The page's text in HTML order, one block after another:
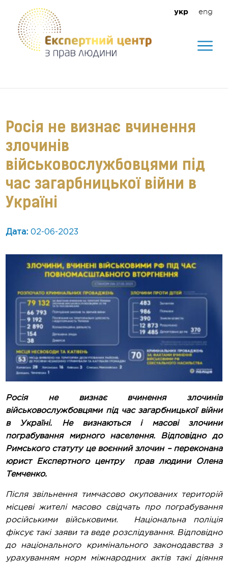
укр eng
Росія не визнає вчинення
злочинів
військовослужбовцями під
час загарбницької війни в
Україні
Дата: 02-06-2023
Росія не визнає вчинення злочинів
військовослужбовцями під час загарбницької війни
в Україні. Не визнаються і масові злочини
пограбування мирного населення. Відповідно до
Римського статуту це воєнний злочин – переконана
юрист Експертного центру прав людини Олена
Темченко.
Після звільнення тимчасово окупованих територій
місцеві жителі масово свідчать про пограбування
російськими військовими. Національна поліція
фіксує такі заяви та веде розслідування. Відповідно
до національного кримінального законодавства з
урахуванням норм міжнародних актів такі діяння